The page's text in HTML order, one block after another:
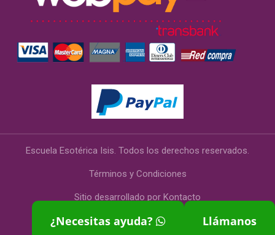
Escuela Esotérica Isis. Todos los derechos reservados.
Términos y Condiciones
Sitio desarrollado por Kontacto
¿Necesitas ayuda? Llámanos